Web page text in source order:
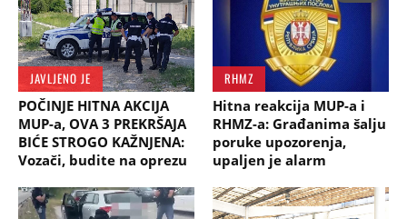
JAVLJENO JE
POČINJE HITNA AKCIJA
MUP-a, OVA 3 PREKRŠAJA
BIĆE STROGO KAŽNJENA:
Vozači, budite na oprezu
RHMZ
Hitna reakcija MUP-a i
RHMZ-a: Građanima šalju
poruke upozorenja,
upaljen je alarm